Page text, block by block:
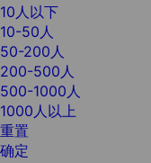
10人以下
10-50人
50-200人
200-500人
500-1000人
1000人以上
重置
确定